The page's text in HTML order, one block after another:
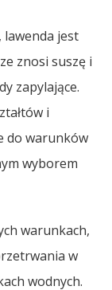
lawenda jest
znosi suszę i
zapylające.
i
do warunków
wyborem
warunkach,
w
wodnych.